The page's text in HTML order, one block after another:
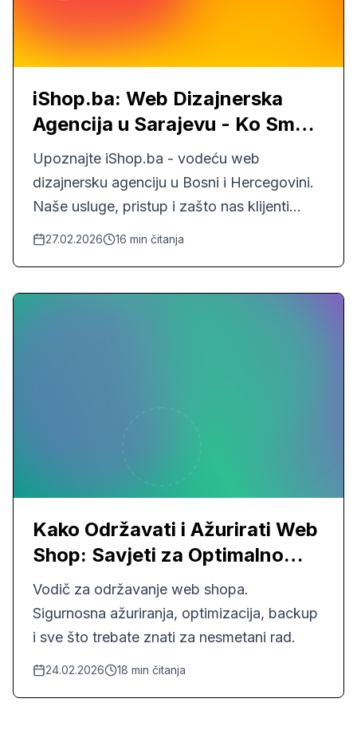
iShop.ba: Web Dizajnerska
Agencija u Sarajevu - Ko Smo i
Šta Radimo
Upoznajte iShop.ba - vodeću web
dizajnersku agenciju u Bosni i Hercegovini.
Naše usluge, pristup i zašto nas klijenti
biraju.
27.02.2026 16 min čitanja
Kako Održavati i Ažurirati Web
Shop: Savjeti za Optimalno
Funkcioniranje
Vodič za održavanje web shopa.
Sigurnosna ažuriranja, optimizacija, backup
i sve što trebate znati za nesmetani rad.
24.02.2026 18 min čitanja